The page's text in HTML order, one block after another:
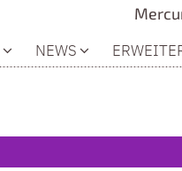
NEWS